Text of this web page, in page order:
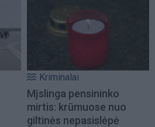
Kriminalai
Mįslinga pensininko
mirtis: krūmuose nuo
giltinės nepasislėpė